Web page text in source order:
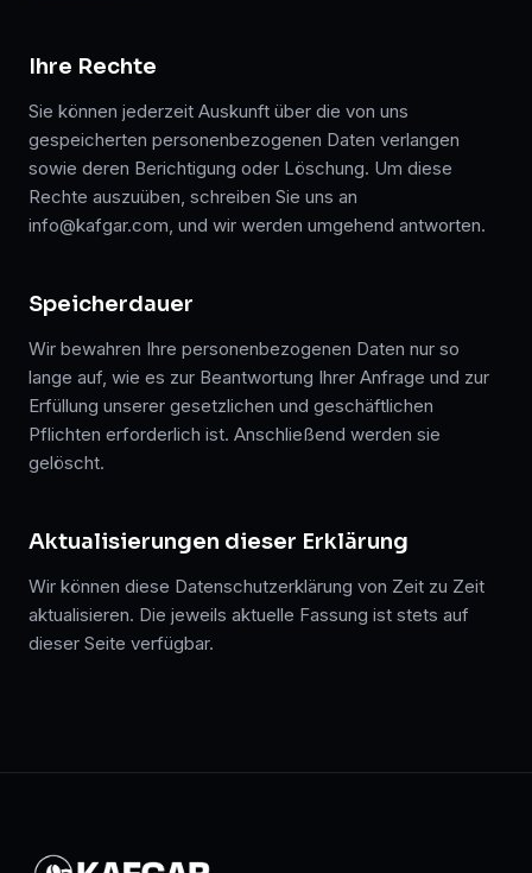
Ihre Rechte
Sie können jederzeit Auskunft über die von uns
gespeicherten personenbezogenen Daten verlangen
sowie deren Berichtigung oder Löschung. Um diese
Rechte auszuüben, schreiben Sie uns an
info@kafgar.com, und wir werden umgehend antworten.
Speicherdauer
Wir bewahren Ihre personenbezogenen Daten nur so
lange auf, wie es zur Beantwortung Ihrer Anfrage und zur
Erfüllung unserer gesetzlichen und geschäftlichen
Pflichten erforderlich ist. Anschließend werden sie
gelöscht.
Aktualisierungen dieser Erklärung
Wir können diese Datenschutzerklärung von Zeit zu Zeit
aktualisieren. Die jeweils aktuelle Fassung ist stets auf
dieser Seite verfügbar.